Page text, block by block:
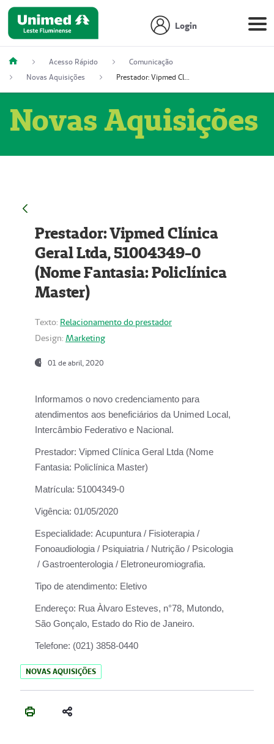
Login
Acesso Rápido
Comunicação
Novas Aquisições
Prestador: Vipmed Clínica Geral Ltda, 51004349-0 (Nome Fantasia: Policlínica Master)
Novas Aquisições
Prestador: Vipmed Clínica
Geral Ltda, 51004349-0
(Nome Fantasia: Policlínica
Master)
Texto: Relacionamento do prestador
Design: Marketing
01 de abril, 2020
Informamos o novo credenciamento para
atendimentos aos beneficiários da Unimed Local,
Intercâmbio Federativo e Nacional.
Prestador: Vipmed Clínica Geral Ltda (Nome
Fantasia: Policlínica Master)
Matrícula: 51004349-0
Vigência: 01/05/2020
Especialidade: Acupuntura / Fisioterapia /
Fonoaudiologia / Psiquiatria / Nutrição / Psicologia
/ Gastroenterologia / Eletroneuromiografia.
Tipo de atendimento: Eletivo
Endereço: Rua Àlvaro Esteves, n°78, Mutondo,
São Gonçalo, Estado do Rio de Janeiro.
Telefone: (021) 3858-0440
NOVAS AQUISIÇÕES